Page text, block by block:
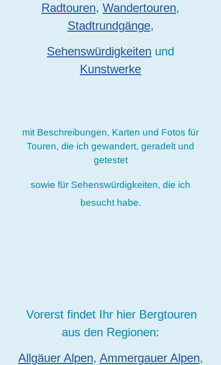
Radtouren, Wandertouren,
Stadtrundgänge,
Sehenswürdigkeiten und
Kunstwerke
mit Beschreibungen, Karten und Fotos für
Touren, die ich gewandert, geradelt und
getestet
sowie für Sehenswürdigkeiten, die ich
besucht habe.
Vorerst findet Ihr hier Bergtouren
aus den Regionen:
Allgäuer Alpen, Ammergauer Alpen,